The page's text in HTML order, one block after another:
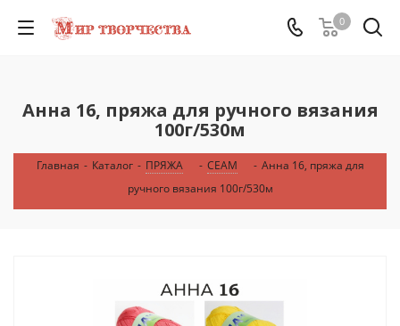
0
Анна 16, пряжа для ручного вязания
100г/530м
Главная - Каталог - ПРЯЖА - СЕАМ - Анна 16, пряжа для
ручного вязания 100г/530м